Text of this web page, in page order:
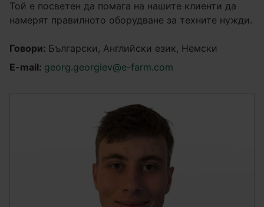
Той е посветен да помага на нашите клиенти да
намерят правилното оборудване за техните нужди.
Говори: Български, Английски език, Немски
E-mail: georg.georgiev@e-farm.com